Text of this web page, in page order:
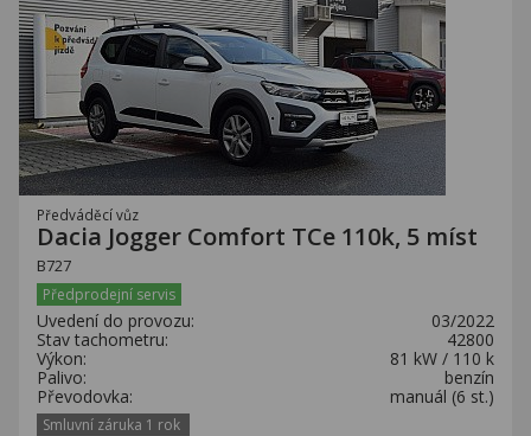
Předváděcí vůz
Dacia Jogger Comfort TCe 110k, 5 míst
B727
Předprodejní servis
Uvedení do provozu:
03/2022
Stav tachometru:
42800
Výkon:
81 kW / 110 k
Palivo:
benzín
Převodovka:
manuál (6 st.)
Smluvní záruka 1 rok